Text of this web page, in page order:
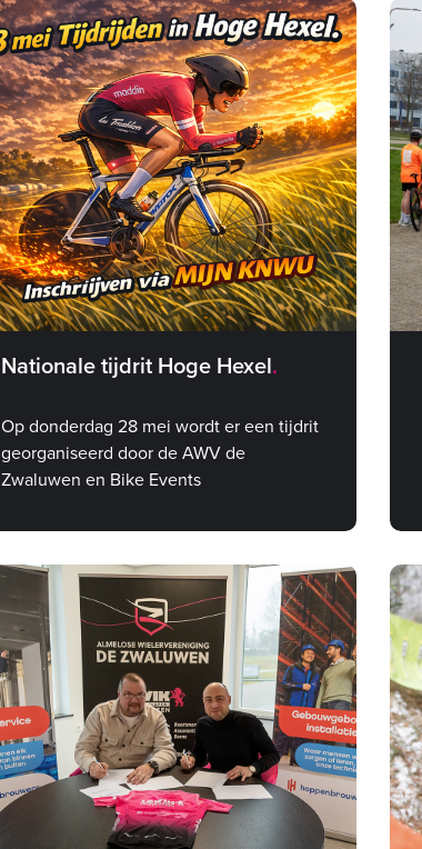
Nationale tijdrit Hoge Hexel
Op donderdag 28 mei wordt er een tijdrit
georganiseerd door de AWV de
Zwaluwen en Bike Events